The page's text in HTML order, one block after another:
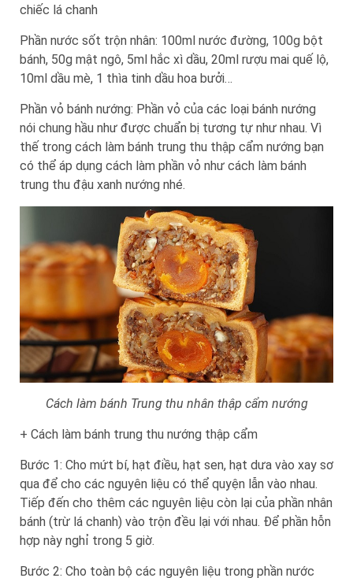
chiếc lá chanh
Phần nước sốt trộn nhân: 100ml nước đường, 100g bột
bánh, 50g mật ngô, 5ml hắc xì dầu, 20ml rượu mai quế lộ,
10ml dầu mè, 1 thìa tinh dầu hoa bưởi…
Phần vỏ bánh nướng: Phần vỏ của các loại bánh nướng
nói chung hầu như được chuẩn bị tương tự như nhau. Vì
thế trong cách làm bánh trung thu thập cẩm nướng bạn
có thể áp dụng cách làm phần vỏ như cách làm bánh
trung thu đậu xanh nướng nhé.
Cách làm bánh Trung thu nhân thập cẩm nướng
+ Cách làm bánh trung thu nướng thập cẩm
Bước 1: Cho mứt bí, hạt điều, hạt sen, hạt dưa vào xay sơ
qua để cho các nguyên liệu có thể quyện lẫn vào nhau.
Tiếp đến cho thêm các nguyên liệu còn lại của phần nhân
bánh (trừ lá chanh) vào trộn đều lại với nhau. Để phần hỗn
hợp này nghỉ trong 5 giờ.
Bước 2: Cho toàn bộ các nguyên liệu trong phần nước